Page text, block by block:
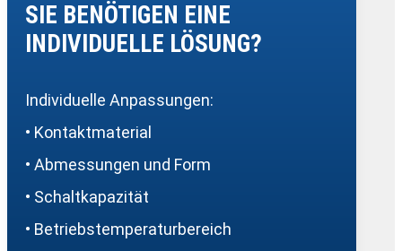
SIE BENÖTIGEN EINE
INDIVIDUELLE LÖSUNG?
Individuelle Anpassungen:
• Kontaktmaterial
• Abmessungen und Form
• Schaltkapazität
• Betriebstemperaturbereich